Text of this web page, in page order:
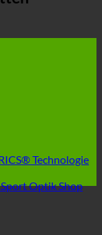
Technologie
Optik Shop